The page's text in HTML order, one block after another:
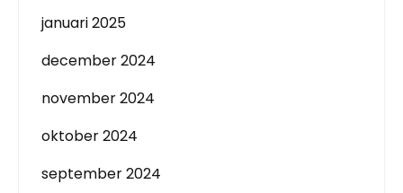
januari 2025
december 2024
november 2024
oktober 2024
september 2024